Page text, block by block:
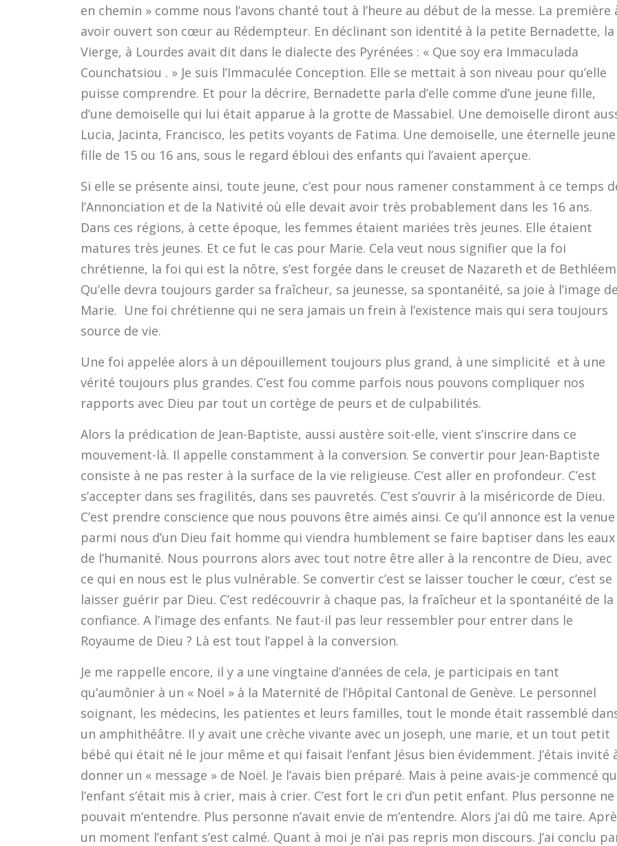
en chemin » comme nous l’avons chanté tout à l’heure au début de la messe. La première
avoir ouvert son cœur au Rédempteur. En déclinant son identité à la petite Bernadette, la
Vierge, à Lourdes avait dit dans le dialecte des Pyrénées : « Que soy era Immaculada
Counchatsiou . » Je suis l’Immaculée Conception. Elle se mettait à son niveau pour qu’elle
puisse comprendre. Et pour la décrire, Bernadette parla d’elle comme d’une jeune fille,
d’une demoiselle qui lui était apparue à la grotte de Massabiel. Une demoiselle diront
Lucia, Jacinta, Francisco, les petits voyants de Fatima. Une demoiselle, une éternelle jeune
fille de 15 ou 16 ans, sous le regard ébloui des enfants qui l’avaient aperçue.
Si elle se présente ainsi, toute jeune, c’est pour nous ramener constamment à ce temps
l’Annonciation et de la Nativité où elle devait avoir très probablement dans les 16 ans.
Dans ces régions, à cette époque, les femmes étaient mariées très jeunes. Elle étaient
matures très jeunes. Et ce fut le cas pour Marie. Cela veut nous signifier que la foi
chrétienne, la foi qui est la nôtre, s’est forgée dans le creuset de Nazareth et de
Qu’elle devra toujours garder sa fraîcheur, sa jeunesse, sa spontanéité, sa joie à l’image de
Marie. Une foi chrétienne qui ne sera jamais un frein à l’existence mais qui sera toujours
source de vie.
Une foi appelée alors à un dépouillement toujours plus grand, à une simplicité et à une
vérité toujours plus grandes. C’est fou comme parfois nous pouvons compliquer nos
rapports avec Dieu par tout un cortège de peurs et de culpabilités.
Alors la prédication de Jean-Baptiste, aussi austère soit-elle, vient s’inscrire dans ce
mouvement-là. Il appelle constamment à la conversion. Se convertir pour Jean-Baptiste
consiste à ne pas rester à la surface de la vie religieuse. C’est aller en profondeur. C’est
s’accepter dans ses fragilités, dans ses pauvretés. C’est s’ouvrir à la miséricorde de Dieu.
C’est prendre conscience que nous pouvons être aimés ainsi. Ce qu’il annonce est la venue
parmi nous d’un Dieu fait homme qui viendra humblement se faire baptiser dans les eaux
de l’humanité. Nous pourrons alors avec tout notre être aller à la rencontre de Dieu, avec
ce qui en nous est le plus vulnérable. Se convertir c’est se laisser toucher le cœur, c’est se
laisser guérir par Dieu. C’est redécouvrir à chaque pas, la fraîcheur et la spontanéité de la
confiance. A l’image des enfants. Ne faut-il pas leur ressembler pour entrer dans le
Royaume de Dieu ? Là est tout l’appel à la conversion.
Je me rappelle encore, il y a une vingtaine d’années de cela, je participais en tant
qu’aumônier à un « Noël » à la Maternité de l’Hôpital Cantonal de Genève. Le personnel
soignant, les médecins, les patientes et leurs familles, tout le monde était rassemblé
un amphithéâtre. Il y avait une crèche vivante avec un joseph, une marie, et un tout petit
bébé qui était né le jour même et qui faisait l’enfant Jésus bien évidemment. J’étais invité
donner un « message » de Noël. Je l’avais bien préparé. Mais à peine avais-je commencé
l’enfant s’était mis à crier, mais à crier. C’est fort le cri d’un petit enfant. Plus personne ne
pouvait m’entendre. Plus personne n’avait envie de m’entendre. Alors j’ai dû me taire.
un moment l’enfant s’est calmé. Quant à moi je n’ai pas repris mon discours. J’ai conclu